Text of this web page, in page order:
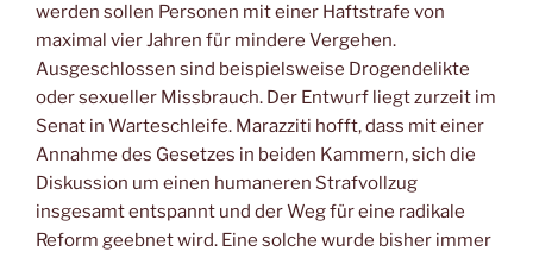
werden sollen Personen mit einer Haftstrafe von
maximal vier Jahren für mindere Vergehen.
Ausgeschlossen sind beispielsweise Drogendelikte
oder sexueller Missbrauch. Der Entwurf liegt zurzeit im
Senat in Warteschleife. Marazziti hofft, dass mit einer
Annahme des Gesetzes in beiden Kammern, sich die
Diskussion um einen humaneren Strafvollzug
insgesamt entspannt und der Weg für eine radikale
Reform geebnet wird. Eine solche wurde bisher immer